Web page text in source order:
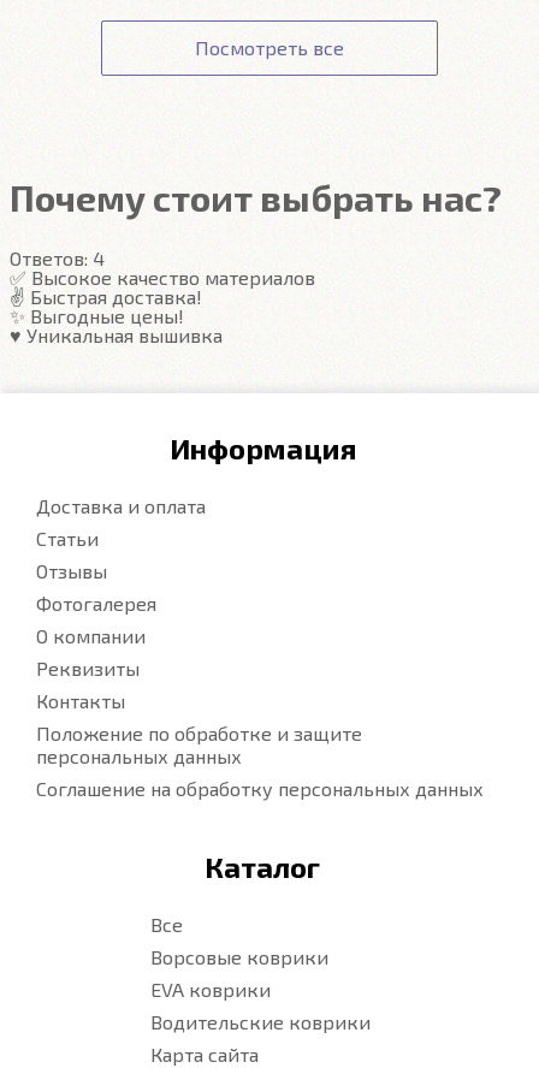
оформлении заказа.
Получение товара.
Гарантия на автоковрики 1 год.
сотрудники доступа не имеют.
Посмотреть все
Почему стоит выбрать нас?
Ответов: 4
✅ Высокое качество материалов
✌️ Быстрая доставка!
✨ Выгодные цены!
♥️ Уникальная вышивка
Информация
Доставка и оплата
Статьи
Отзывы
Фотогалерея
О компании
Реквизиты
Контакты
Положение по обработке и защите
персональных данных
Соглашение на обработку персональных данных
Каталог
Все
Ворсовые коврики
EVA коврики
Водительские коврики
Карта сайта